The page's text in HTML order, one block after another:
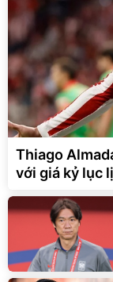
Thiago
với giá kỷ lục